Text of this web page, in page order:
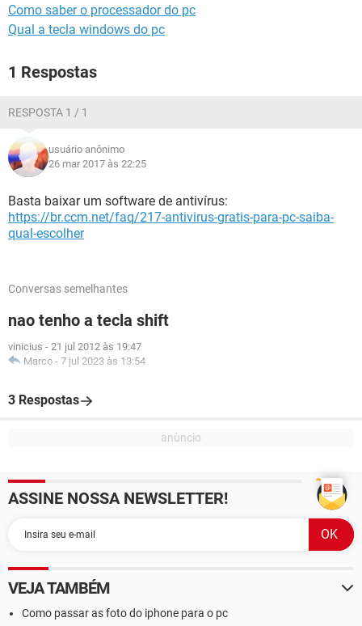
Como saber o processador do pc
Qual a tecla windows do pc
1 Respostas
RESPOSTA 1 / 1
usuário anônimo
26 mar 2017 às 22:25
Basta baixar um software de antivírus:
https://br.ccm.net/faq/217-antivirus-gratis-para-pc-saiba-
qual-escolher
Conversas semelhantes
nao tenho a tecla shift
vinicius - 21 jul 2012 às 19:47
Marco - 7 jul 2023 às 13:54
3 Respostas
ASSINE NOSSA NEWSLETTER!
VEJA TAMBÉM
Como passar as foto do iphone para o pc